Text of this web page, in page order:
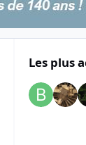
Les plus